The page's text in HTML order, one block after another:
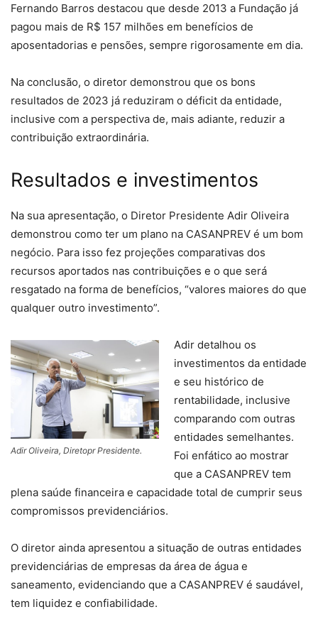
Fernando Barros destacou que desde 2013 a Fundação já
pagou mais de R$ 157 milhões em benefícios de
aposentadorias e pensões, sempre rigorosamente em dia.
Na conclusão, o diretor demonstrou que os bons
resultados de 2023 já reduziram o déficit da entidade,
inclusive com a perspectiva de, mais adiante, reduzir a
contribuição extraordinária.
Resultados e investimentos
Na sua apresentação, o Diretor Presidente Adir Oliveira
demonstrou como ter um plano na CASANPREV é um bom
negócio. Para isso fez projeções comparativas dos
recursos aportados nas contribuições e o que será
resgatado na forma de benefícios, “valores maiores do que
qualquer outro investimento”.
Adir Oliveira, Diretopr Presidente.
Adir detalhou os
investimentos da entidade
e seu histórico de
rentabilidade, inclusive
comparando com outras
entidades semelhantes.
Foi enfático ao mostrar
que a CASANPREV tem
plena saúde financeira e capacidade total de cumprir seus
compromissos previdenciários.
O diretor ainda apresentou a situação de outras entidades
previdenciárias de empresas da área de água e
saneamento, evidenciando que a CASANPREV é saudável,
tem liquidez e confiabilidade.